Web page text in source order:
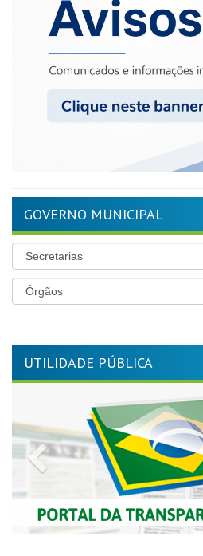
GOVERNO MUNICIPAL
UTILIDADE PÚBLICA
Previous